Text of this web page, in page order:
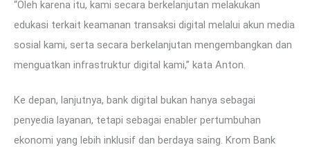
“Oleh karena itu, kami secara berkelanjutan melakukan
edukasi terkait keamanan transaksi digital melalui akun media
sosial kami, serta secara berkelanjutan mengembangkan dan
menguatkan infrastruktur digital kami,” kata Anton.
Ke depan, lanjutnya, bank digital bukan hanya sebagai
penyedia layanan, tetapi sebagai enabler pertumbuhan
ekonomi yang lebih inklusif dan berdaya saing. Krom Bank